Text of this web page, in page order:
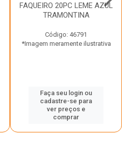
FAQUEIRO 20PC LEME AZUL
TRAMONTINA
Código: 46791
*Imagem meramente ilustrativa
Faça seu login ou
cadastre-se para
ver preços e
comprar